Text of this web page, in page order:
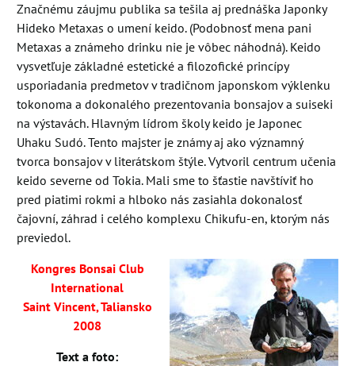
Značnému záujmu publika sa tešila aj prednáška Japonky
Hideko Metaxas o umení keido. (Podobnosť mena pani
Metaxas a známeho drinku nie je vôbec náhodná). Keido
vysvetľuje základné estetické a filozofické princípy
usporiadania predmetov v tradičnom japonskom výklenku
tokonoma a dokonalého prezentovania bonsajov a suiseki
na výstavách. Hlavným lídrom školy keido je Japonec
Uhaku Sudó. Tento majster je známy aj ako významný
tvorca bonsajov v literátskom štýle. Vytvoril centrum učenia
keido severne od Tokia. Mali sme to šťastie navštíviť ho
pred piatimi rokmi a hlboko nás zasiahla dokonalosť
čajovní, záhrad i celého komplexu Chikufu-en, ktorým nás
previedol.
Kongres Bonsai Club
International
Saint Vincent, Taliansko
2008
Text a foto: